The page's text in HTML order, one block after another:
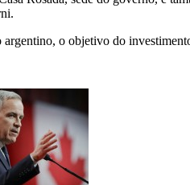
o objetivo do